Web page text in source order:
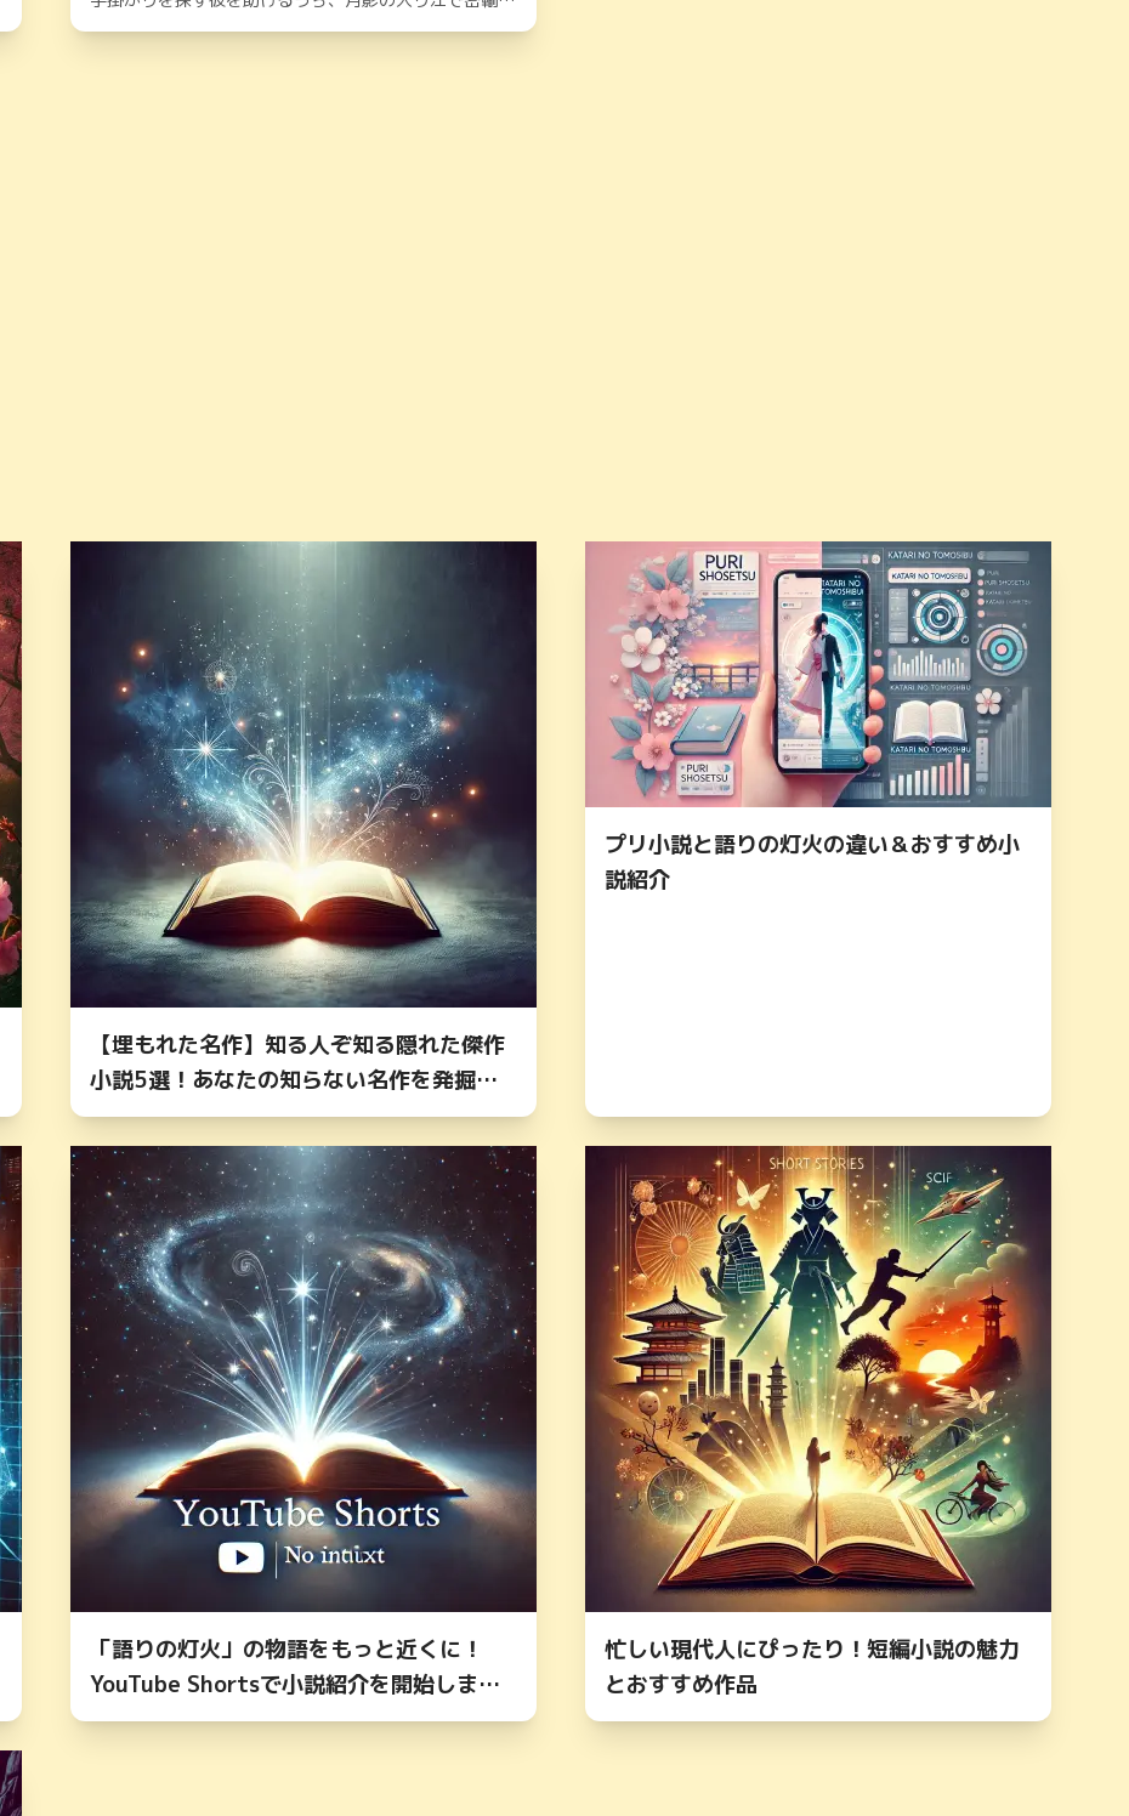
【埋もれた名作】知る人ぞ知る隠れた傑作
小説5選！あなたの知らない名作を発掘し
よう
プリ小説と語りの灯火の違い＆おすすめ小
説紹介
「語りの灯火」の物語をもっと近くに！
YouTube Shortsで小説紹介を開始しまし
た
忙しい現代人にぴったり！短編小説の魅力
とおすすめ作品